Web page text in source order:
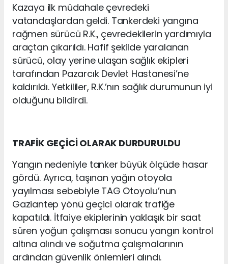
Kazaya ilk müdahale çevredeki
vatandaşlardan geldi. Tankerdeki yangına
rağmen sürücü R.K., çevredekilerin yardımıyla
araçtan çıkarıldı. Hafif şekilde yaralanan
sürücü, olay yerine ulaşan sağlık ekipleri
tarafından Pazarcık Devlet Hastanesi’ne
kaldırıldı. Yetkililer, R.K.’nın sağlık durumunun iyi
olduğunu bildirdi.
TRAFİK GEÇİCİ OLARAK DURDURULDU
Yangın nedeniyle tanker büyük ölçüde hasar
gördü. Ayrıca, taşınan yağın otoyola
yayılması sebebiyle TAG Otoyolu’nun
Gaziantep yönü geçici olarak trafiğe
kapatıldı. İtfaiye ekiplerinin yaklaşık bir saat
süren yoğun çalışması sonucu yangın kontrol
altına alındı ve soğutma çalışmalarının
ardından güvenlik önlemleri alındı.